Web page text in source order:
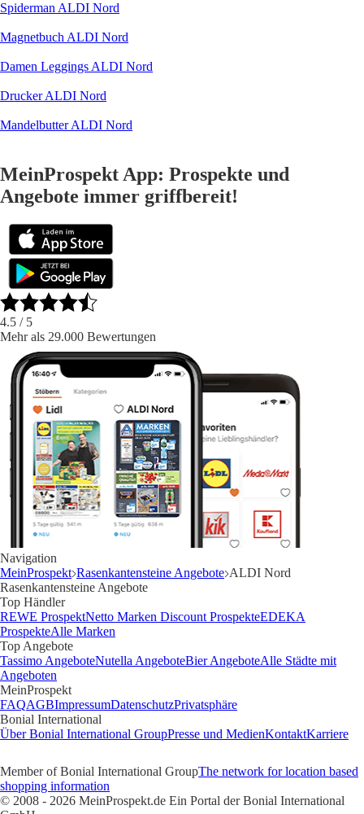
Spiderman ALDI Nord
Magnetbuch ALDI Nord
Damen Leggings ALDI Nord
Drucker ALDI Nord
Mandelbutter ALDI Nord
MeinProspekt App: Prospekte und
Angebote immer griffbereit!
4.5 / 5
Mehr als 29.000 Bewertungen
Navigation
MeinProspekt Rasenkantensteine Angebote ALDI Nord
Rasenkantensteine Angebote
Top Händler
REWE ProspektNetto Marken Discount ProspekteEDEKA
ProspekteAlle Marken
Top Angebote
Tassimo AngeboteNutella AngeboteBier AngeboteAlle Städte mit
Angeboten
MeinProspekt
FAQAGBImpressumDatenschutzPrivatsphäre
Bonial International
Über Bonial International GroupPresse und MedienKontaktKarriere
Member of Bonial International GroupThe network for location based
shopping information
© 2008 - 2026 MeinProspekt.de Ein Portal der Bonial International